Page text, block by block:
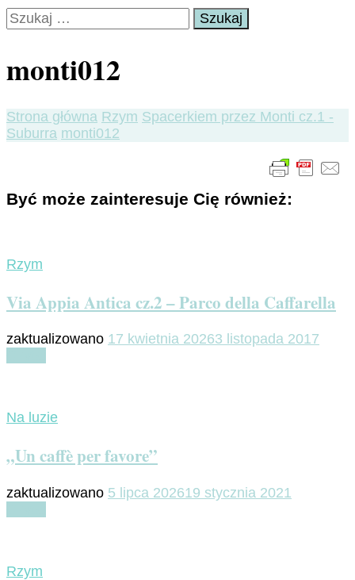
Szukaj:
monti012
Strona główna Rzym Spacerkiem przez Monti cz.1 -
Suburra monti012
Być może zainteresuje Cię również:
Rzym
Via Appia Antica cz.2 – Parco della Caffarella
zaktualizowano 17 kwietnia 20263 listopada 2017
Na luzie
„Un caffè per favore”
zaktualizowano 5 lipca 202619 stycznia 2021
Rzym